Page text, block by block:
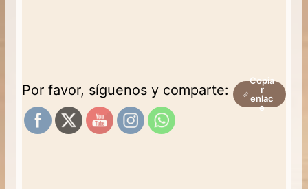
Por favor, síguenos y comparte:
Copia
r
enlac
e